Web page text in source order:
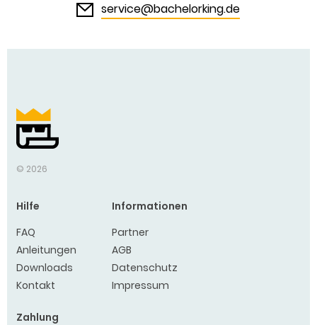
service@bachelorking.de
© 2026
Hilfe
FAQ
Anleitungen
Downloads
Kontakt
Informationen
Partner
AGB
Datenschutz
Impressum
Zahlung